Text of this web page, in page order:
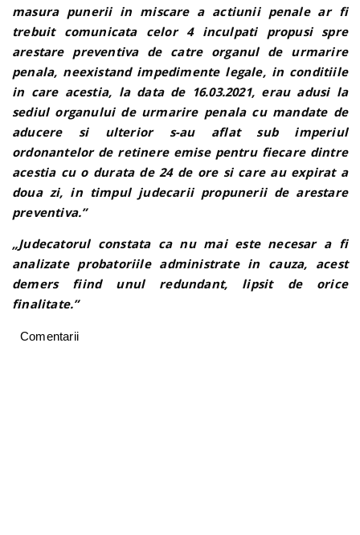
masura punerii in miscare a actiunii penale ar fi
trebuit comunicata celor 4 inculpati propusi spre
arestare preventiva de catre organul de urmarire
penala, neexistand impedimente legale, in conditiile
in care acestia, la data de 16.03.2021, erau adusi la
sediul organului de urmarire penala cu mandate de
aducere si ulterior s-au aflat sub imperiul
ordonantelor de retinere emise pentru fiecare dintre
acestia cu o durata de 24 de ore si care au expirat a
doua zi, in timpul judecarii propunerii de arestare
preventiva.”
„Judecatorul constata ca nu mai este necesar a fi
analizate probatoriile administrate in cauza, acest
demers fiind unul redundant, lipsit de orice
finalitate.”
Comentarii